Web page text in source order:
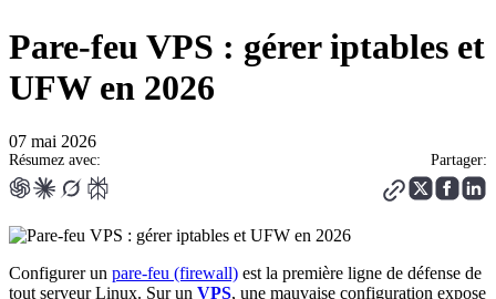
Pare-feu VPS : gérer iptables et
UFW en 2026
07 mai 2026
Résumez avec: Partager:
Configurer un pare-feu (firewall) est la première ligne de défense de
tout serveur Linux. Sur un VPS, une mauvaise configuration expose